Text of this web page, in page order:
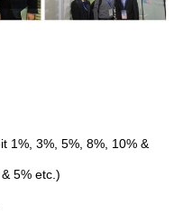
1%, 3%, 5%, 8%, 10% &
5% etc.)